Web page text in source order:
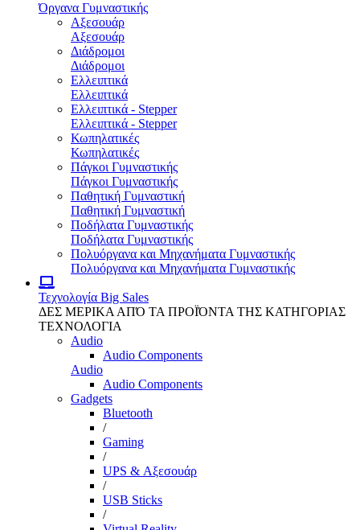
Όργανα Γυμναστικής
Αξεσουάρ
Αξεσουάρ
Διάδρομοι
Διάδρομοι
Ελλειπτικά
Ελλειπτικά
Ελλειπτικά - Stepper
Ελλειπτικά - Stepper
Κωπηλατικές
Κωπηλατικές
Πάγκοι Γυμναστικής
Πάγκοι Γυμναστικής
Παθητική Γυμναστική
Παθητική Γυμναστική
Ποδήλατα Γυμναστικής
Ποδήλατα Γυμναστικής
Πολυόργανα και Μηχανήματα Γυμναστικής
Πολυόργανα και Μηχανήματα Γυμναστικής
Τεχνολογία Big Sales
ΔΕΣ ΜΕΡΙΚΑ ΑΠΌ ΤΑ ΠΡΟΪΌΝΤΑ ΤΗΣ ΚΑΤΗΓΟΡΙΑΣ
ΤΕΧΝΟΛΟΓΙΑ
Audio
Audio Components
Audio
Audio Components
Gadgets
Bluetooth
/
Gaming
/
UPS & Αξεσουάρ
/
USB Sticks
/